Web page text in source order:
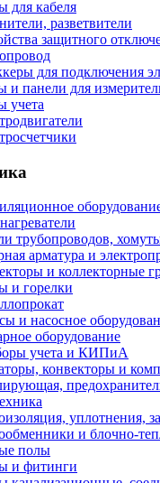
для кабеля
разветвители
защитного
для подключения
панели для
учета
трубопроводов,
арматура и
и коллекторные
и горелки
и насосное
оборудование
учета и КИПиА
конвекторы и
уплотнения,
и блочно-
полы
и фитинги